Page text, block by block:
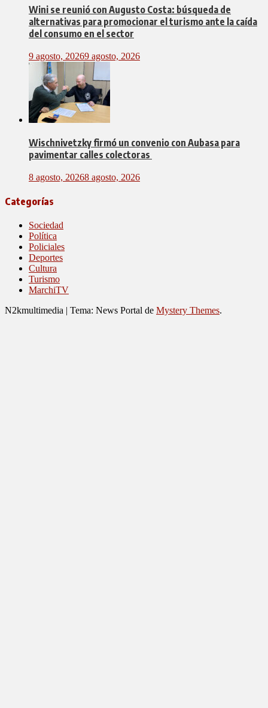
Wini se reunió con Augusto Costa: búsqueda de
alternativas para promocionar el turismo ante la caída
del consumo en el sector
9 agosto, 20269 agosto, 2026
Wischnivetzky firmó un convenio con Aubasa para
pavimentar calles colectoras
8 agosto, 20268 agosto, 2026
Categorías
Sociedad
Política
Policiales
Deportes
Cultura
Turismo
MarchiTV
N2kmultimedia | Tema: News Portal de Mystery Themes.